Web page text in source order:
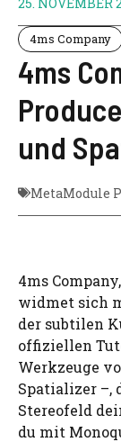
4ms Company
4ms
und
MetaModule
4ms
widmet sich
der subtilen
offiziellen
Werkzeuge
Spatializer –,
Stereofeld
du mit